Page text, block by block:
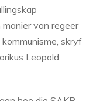
van regeer
skryf
Leopold